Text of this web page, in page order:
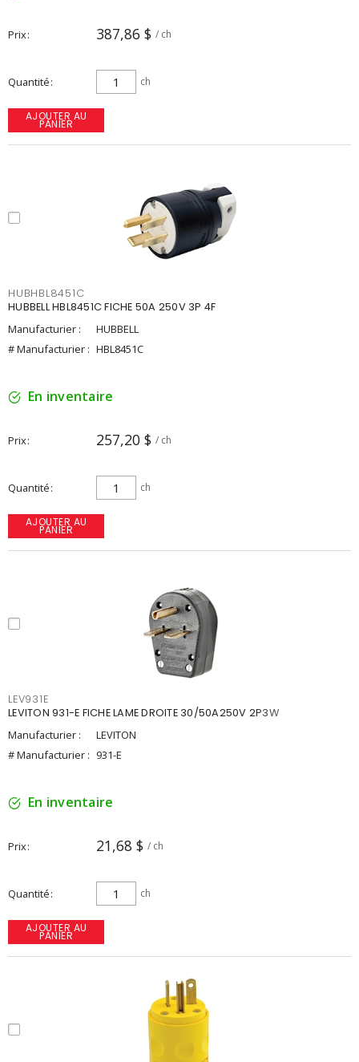
Prix 387,86 $ / ch
Quantité ch
AJOUTER AU
PANIER
HUBHBL8451C
HUBBELL HBL8451C FICHE 50A 250V 3P 4F
Manufacturier :
HUBBELL
# Manufacturier : HBL8451C
En inventaire
Prix 257,20 $ / ch
Quantité ch
AJOUTER AU
PANIER
LEV931E
LEVITON 931-E FICHE LAME DROITE 30/50A250V 2P3W
Manufacturier :
LEVITON
# Manufacturier : 931-E
En inventaire
Prix 21,68 $ / ch
Quantité ch
AJOUTER AU
PANIER